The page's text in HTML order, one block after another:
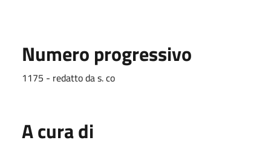
Numero progressivo
1175 - redatto da s. co
A cura di